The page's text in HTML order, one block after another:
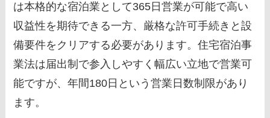
は本格的な宿泊業として365日営業が可能で高い
収益性を期待できる一方、厳格な許可手続きと設
備要件をクリアする必要があります。住宅宿泊事
業法は届出制で参入しやすく幅広い立地で営業可
能ですが、年間180日という営業日数制限があり
ます。